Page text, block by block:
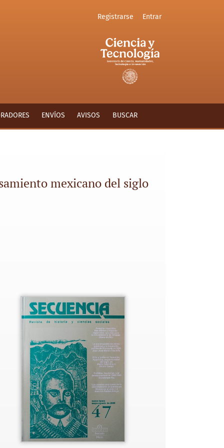
Una respuesta a Erika Pani,Registrarse Entrar
ENVÍOS AVISOS BUSCAR
mexicano del siglo